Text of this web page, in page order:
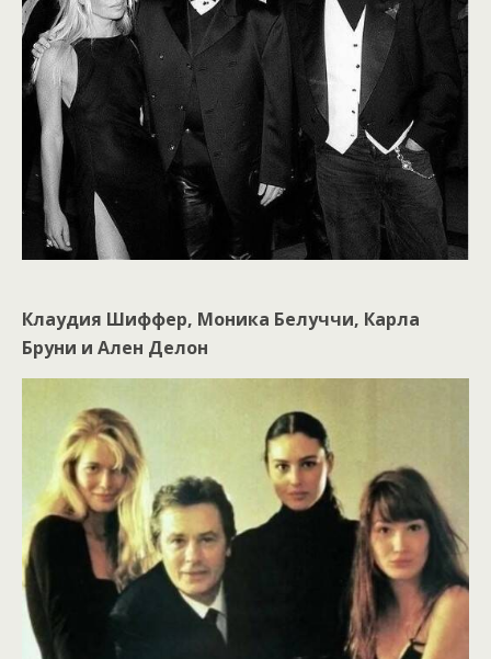
Клаудия Шиффер, Моника Белуччи, Карла
Бруни и Ален Делон